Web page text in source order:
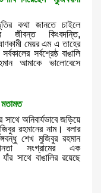
কথা জানতে চাইলে
জীবন্ত কিংবদন্তি,
মেয়র এম এ তাহের
সর্বশ্রেষ্ঠ বাঙালি
আমাকে ভালোবেসে
মতামত
সাথে অনিবার্যভাবে জড়িয়ে
রহমানের নাম। বলার
শেখ মুজিবুর রহমান
সংগ্রামের এক
সাথে বাঙালির রয়েছে